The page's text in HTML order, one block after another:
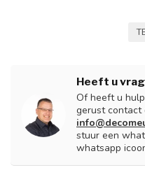
Heeft u
Of heeft u
gerust contact
stuur een
whatsapp